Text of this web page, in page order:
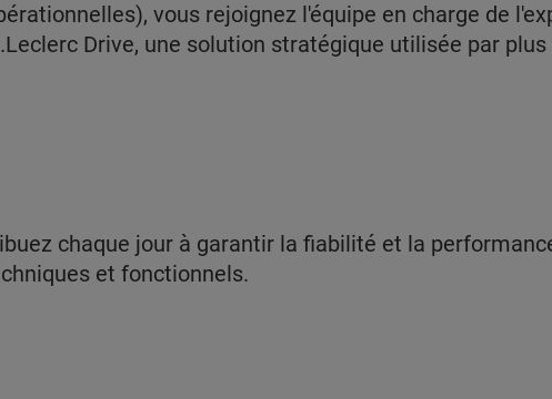
vous rejoignez l'équipe en charge de
Drive, une solution stratégique utilisée par
chaque jour à garantir la fiabilité et la
et fonctionnels.